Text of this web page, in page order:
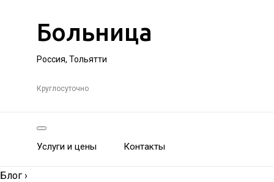
Больница
Россия, Тольятти
Круглосуточно
Услуги и цены Контакты
Блог ›